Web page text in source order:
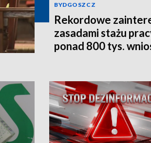
BYDGOSZCZ
Rekordowe
zasadami stażu
ponad 800 tys.